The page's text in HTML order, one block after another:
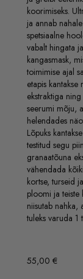
koorimiseks.
ja annab
spetsiaalne
vabalt hingata
kangasmask,
toimimise ajal
etapis
ekstraktiga
seerumi mõju,
helendades
Lõpuks
testitud segu
granaatõuna
vähendada
kortse, turseid
ploomi ja teiste
niisutab nahka,
tuleks varuda 1
55,00 €